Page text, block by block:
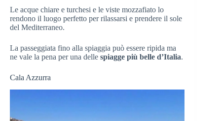
Le acque chiare e turchesi e le viste mozzafiato lo
rendono il luogo perfetto per rilassarsi e prendere il sole
del Mediterraneo.
La passeggiata fino alla spiaggia può essere ripida ma
ne vale la pena per una delle spiagge più belle d’Italia.
Cala Azzurra